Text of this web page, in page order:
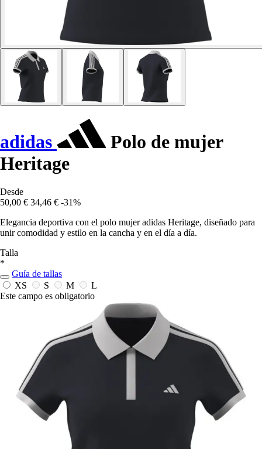
adidas
Polo de mujer
Heritage
Desde
50,00 € 34,46 € -31%
Elegancia deportiva con el polo mujer adidas Heritage, diseñado para
unir comodidad y estilo en la cancha y en el día a día.
Talla
*
Guía de tallas
XS
S M
L
Este campo es obligatorio